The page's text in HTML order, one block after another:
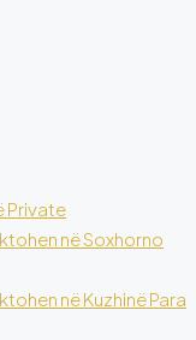
Private
në Soxhorno
në Kuzhinë Para